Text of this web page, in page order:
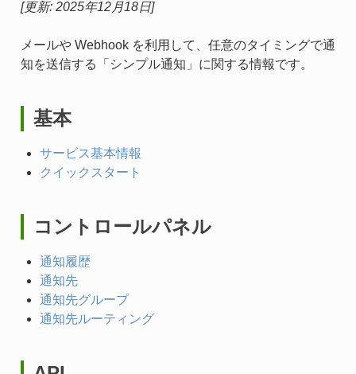
[更新: 2025年12月18日]
メールや Webhook を利用して、任意のタイミングで通
知を送信する「シンプル通知」に関する情報です。
基本
サービス基本情報
クイックスタート
コントロールパネル
通知履歴
通知先
通知先グループ
通知先ルーティング